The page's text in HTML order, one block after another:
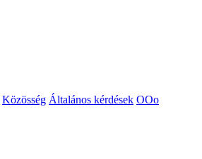
Közösség Általános kérdések OOo